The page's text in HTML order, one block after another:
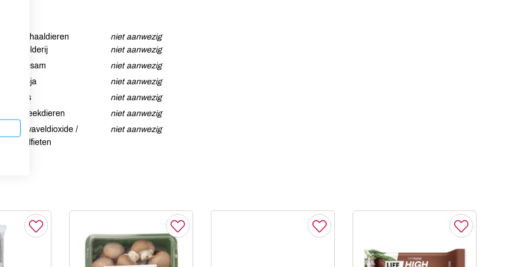
Schaaldieren
niet aanwezig
Selderij
niet aanwezig
Sesam
niet aanwezig
Soja
niet aanwezig
Vis
niet aanwezig
Weekdieren
niet aanwezig
Zwaveldioxide /
sulfieten
niet aanwezig